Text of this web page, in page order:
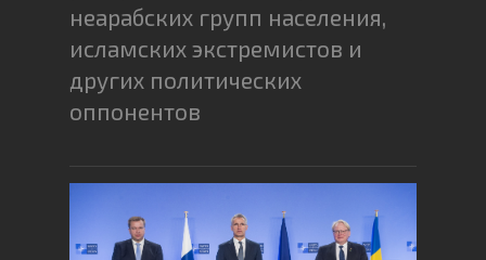
неарабских групп населения,
исламских экстремистов и
других политических
оппонентов